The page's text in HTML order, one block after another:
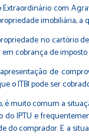
com
imobiliária,
no
cobrança de
de
o ITBI pode ser
muito comum a
IPTU e
comprador. E a